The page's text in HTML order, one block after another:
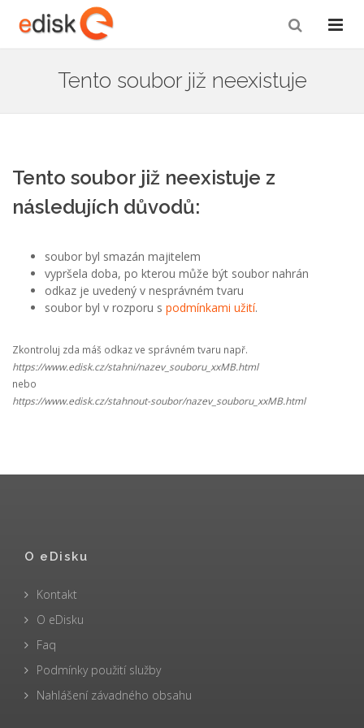
Tento soubor již neexistuje
Tento soubor již neexistuje z
následujích důvodů:
soubor byl smazán majitelem
vypršela doba, po kterou může být soubor nahrán
odkaz je uvedený v nesprávném tvaru
soubor byl v rozporu s podmínkami užití.
Zkontroluj zda máš odkaz ve správném tvaru např.
https://www.edisk.cz/stahni/nazev_souboru_xxMB.html
nebo
https://www.edisk.cz/stahnout-soubor/nazev_souboru_xxMB.html
O eDisku
Kontakt
O eDisku
Faq
Podmínky použití služby
Nahlášení závadného obsahu